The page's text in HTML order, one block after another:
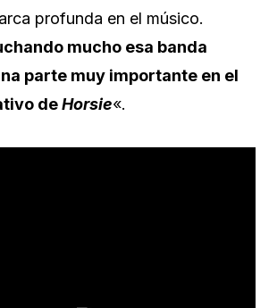
profunda en el músico.
mucho esa banda
parte muy importante en el
deHorsie«.